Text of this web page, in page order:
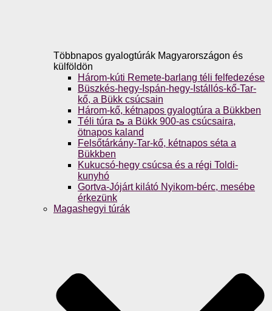
Többnapos gyalogtúrák Magyarországon és
külföldön
Három-kúti Remete-barlang téli felfedezése
Büszkés-hegy-Ispán-hegy-Istállós-kő-Tar-
kő, a Bükk csúcsain
Három-kő, kétnapos gyalogtúra a Bükkben
Téli túra 🥾 a Bükk 900-as csúcsaira,
ötnapos kaland
Felsőtárkány-Tar-kő, kétnapos séta a
Bükkben
Kukucsó-hegy csúcsa és a régi Toldi-
kunyhó
Gortva-Jójárt kilátó Nyikom-bérc, mesébe
érkezünk
Magashegyi túrák